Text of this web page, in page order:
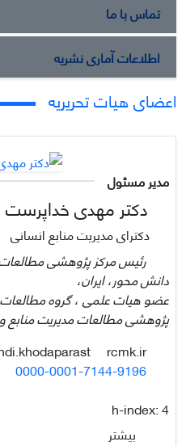
تماس با ما
اطلاعات آماری نشریه
اعضای هیات تحریریه
مدیر مسئول
دکتر مهدی خداپرست
دکترای مدیریت منابع انسانی
رئیس مرکز پژوهشی
دانش محور، ایران،
عضو هیات علمی ، گروه مطالعات و
پژوهشی مطالعات مدیریت منابع
mahdi.khodaparast
rcmk.ir
0000-0001-7144-9196
h-index:4
بیشتر